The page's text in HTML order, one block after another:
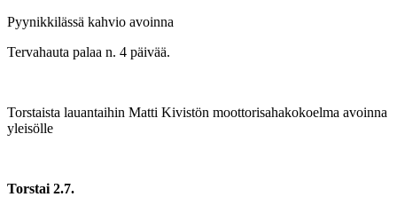
Pyynikkilässä kahvio avoinna
Tervahauta palaa n. 4 päivää.
Torstaista lauantaihin Matti Kivistön moottorisahakokoelma avoinna
yleisölle
Torstai 2.7.